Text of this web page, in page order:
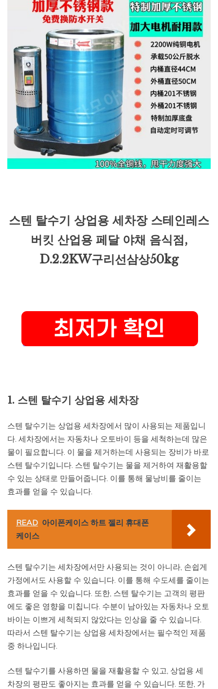
스텐 탈수기 상업용 세차장 스테인레스
버킷 산업용 페달 야채 음식점,
D.2.2KW구리선삼상50kg
1. 스텐 탈수기 상업용 세차장
스텐 탈수기는 상업용 세차장에서 많이 사용되는 제품입니
다. 세차장에서는 자동차나 오토바이 등을 세척하는데 많은
물이 필요합니다. 이 물을 제거하는데 사용되는 장비가 바로
스텐 탈수기입니다. 스텐 탈수기는 물을 제거하여 재활용할
수 있는 상태로 만들어줍니다. 이를 통해 물낭비를 줄이는
효과를 얻을 수 있습니다.
READ 아이폰케이스 하트 젤리 휴대폰
케이스
스텐 탈수기는 세차장에서만 사용되는 것이 아니라, 손쉽게
가정에서도 사용할 수 있습니다. 이를 통해 수도세를 줄이는
효과를 얻을 수 있습니다. 또한, 스텐 탈수기는 고객의 평판
에도 좋은 영향을 미칩니다. 수분이 남아있는 자동차나 오토
바이는 이쁘게 세척되지 않았다는 인상을 줄 수 있습니다.
따라서 스텐 탈수기는 상업용 세차장에서는 필수적인 제품
중 하나입니다.
스텐 탈수기를 사용하면 물을 재활용할 수 있고, 상업용 세
차장의 평판도 좋아지는 효과를 얻을 수 있습니다. 또한, 가